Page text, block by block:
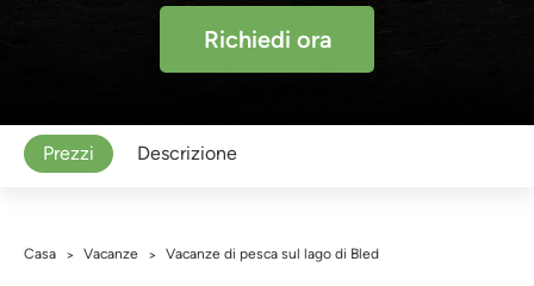
Richiedi ora
Prezzi Descrizione
Casa > Vacanze > Vacanze di pesca sul lago di Bled